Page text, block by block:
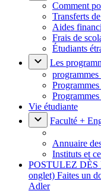
Comment
Transferts
Aides
Frais de
Étudiants
Les
programmes
Vie étudiante
Faculté +
Annuaire
Instituts et
POSTULEZ
onglet) Faites un
Adler